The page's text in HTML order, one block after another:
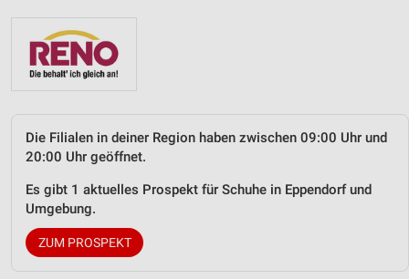
Die Filialen in deiner Region haben zwischen 09:00 Uhr und
20:00 Uhr geöffnet.
Es gibt 1 aktuelles Prospekt für Schuhe in Eppendorf und
Umgebung.
ZUM PROSPEKT